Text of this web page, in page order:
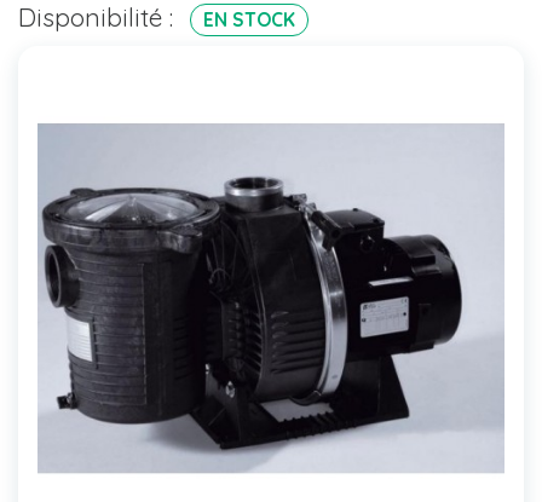
Disponibilité : EN STOCK